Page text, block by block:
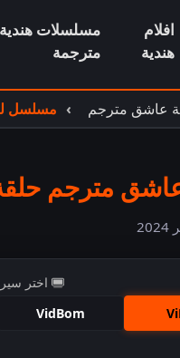
افلام
هندية
مسلسلات هندية
مترجمة
عاشق مترجم مسلسل
مترجم حلقة
اختر
VidBom